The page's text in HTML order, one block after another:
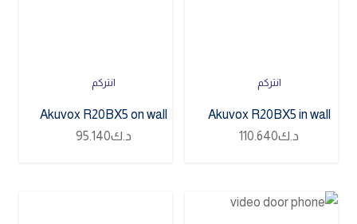
انتركم
Akuvox R20BX5 in wall
د.ك110.640
انتركم
Akuvox R20BX5 on wall
د.ك95.140